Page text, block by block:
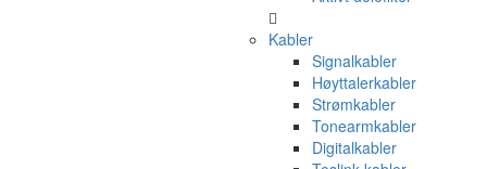
Kabler
Signalkabler
Høyttalerkabler
Strømkabler
Tonearmkabler
Digitalkabler